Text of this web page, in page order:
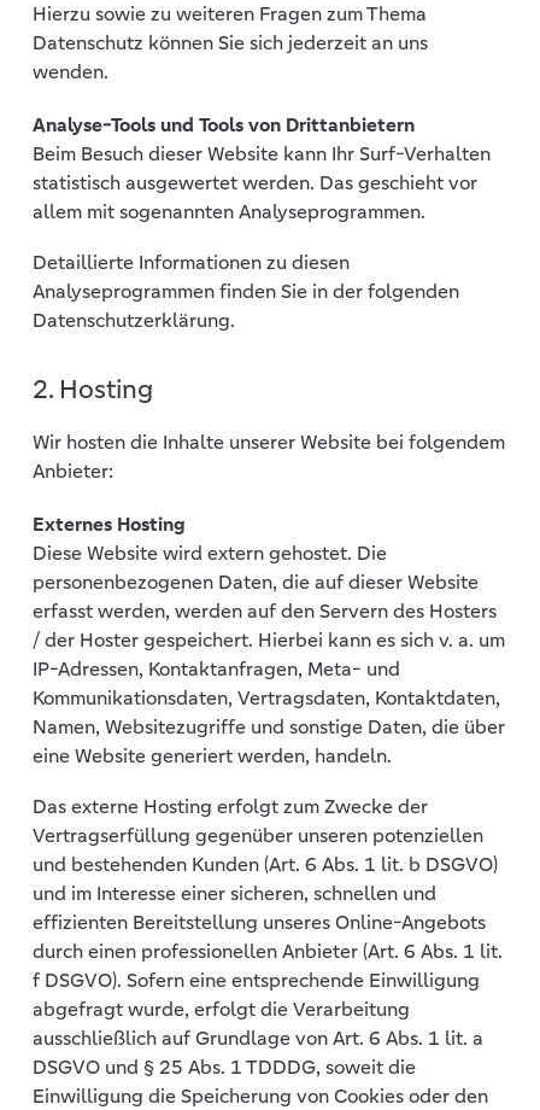
Hierzu sowie zu weiteren Fragen zum Thema
Datenschutz können Sie sich jederzeit an uns
wenden.
Analyse-Tools und Tools von Dritt­anbietern
Beim Besuch dieser Website kann Ihr Surf-Verhalten
statistisch ausgewertet werden. Das geschieht vor
allem mit sogenannten Analyseprogrammen.
Detaillierte Informationen zu diesen
Analyseprogrammen finden Sie in der folgenden
Datenschutzerklärung.
2. Hosting
Wir hosten die Inhalte unserer Website bei folgendem
Anbieter:
Externes Hosting
Diese Website wird extern gehostet. Die
personenbezogenen Daten, die auf dieser Website
erfasst werden, werden auf den Servern des Hosters
/ der Hoster gespeichert. Hierbei kann es sich v. a. um
IP-Adressen, Kontaktanfragen, Meta- und
Kommunikationsdaten, Vertragsdaten, Kontaktdaten,
Namen, Websitezugriffe und sonstige Daten, die über
eine Website generiert werden, handeln.
Das externe Hosting erfolgt zum Zwecke der
Vertragserfüllung gegenüber unseren potenziellen
und bestehenden Kunden (Art. 6 Abs. 1 lit. b DSGVO)
und im Interesse einer sicheren, schnellen und
effizienten Bereitstellung unseres Online-Angebots
durch einen professionellen Anbieter (Art. 6 Abs. 1 lit.
f DSGVO). Sofern eine entsprechende Einwilligung
abgefragt wurde, erfolgt die Verarbeitung
ausschließlich auf Grundlage von Art. 6 Abs. 1 lit. a
DSGVO und § 25 Abs. 1 TDDDG, soweit die
Einwilligung die Speicherung von Cookies oder den